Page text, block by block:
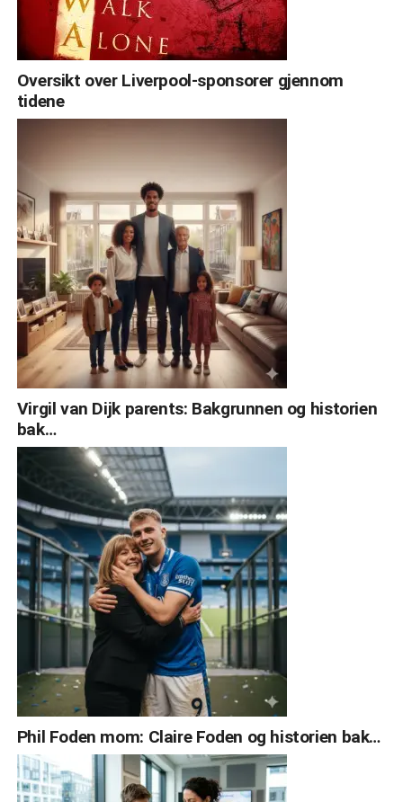
Oversikt over Liverpool-sponsorer gjennom
tidene
Virgil van Dijk parents: Bakgrunnen og historien
bak…
Phil Foden mom: Claire Foden og historien bak…